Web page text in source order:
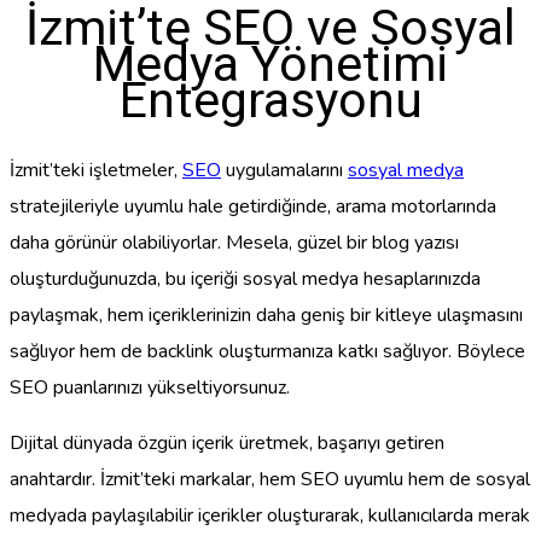
İzmit’te SEO ve Sosyal
Medya Yönetimi
Entegrasyonu
İzmit’teki işletmeler, SEO uygulamalarını sosyal medya
stratejileriyle uyumlu hale getirdiğinde, arama motorlarında
daha görünür olabiliyorlar. Mesela, güzel bir blog yazısı
oluşturduğunuzda, bu içeriği sosyal medya hesaplarınızda
paylaşmak, hem içeriklerinizin daha geniş bir kitleye ulaşmasını
sağlıyor hem de backlink oluşturmanıza katkı sağlıyor. Böylece
SEO puanlarınızı yükseltiyorsunuz.
Dijital dünyada özgün içerik üretmek, başarıyı getiren
anahtardır. İzmit’teki markalar, hem SEO uyumlu hem de sosyal
medyada paylaşılabilir içerikler oluşturarak, kullanıcılarda merak